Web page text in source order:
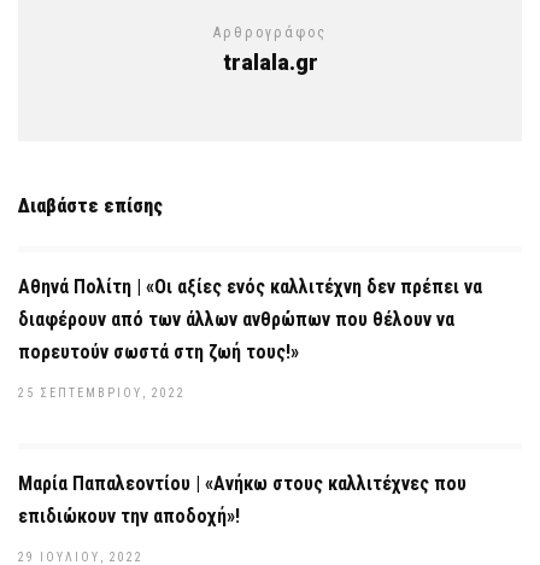
Αρθρογράφος
tralala.gr
Διαβάστε επίσης
Αθηνά Πολίτη | «Οι αξίες ενός καλλιτέχνη δεν πρέπει να
διαφέρουν από των άλλων ανθρώπων που θέλουν να
πορευτούν σωστά στη ζωή τους!»
25 ΣΕΠΤΕΜΒΡΊΟΥ, 2022
Μαρία Παπαλεοντίου | «Ανήκω στους καλλιτέχνες που
επιδιώκουν την αποδοχή»!
29 ΙΟΥΛΊΟΥ, 2022